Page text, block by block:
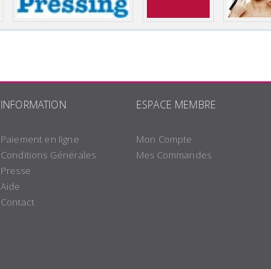
INFORMATION
Paiement en ligne
Conditions Générales
Presse
Aide
Contact
ESPACE MEMBRE
Mon Compte
Mes Commandes